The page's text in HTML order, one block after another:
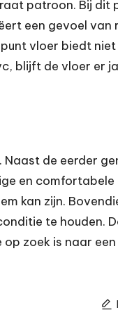
patroon. Bij dit
een gevoel
vloer biedt
blijft de vloer er
de eerder
en comfortabele
kan zijn.
te houden.
zoek is naar